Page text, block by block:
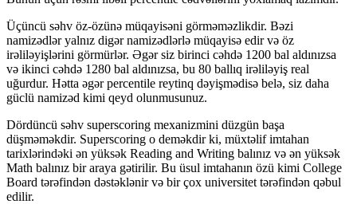
Üçüncü səhv öz-özünə müqayisəni görməməzlikdir. Bəzi
namizədlər yalnız digər namizədlərlə müqayisə edir və öz
irəliləyişlərini görmürlər. Əgər siz birinci cəhdə 1200 bal aldınızsa
və ikinci cəhdə 1280 bal aldınızsa, bu 80 ballıq irəliləyiş real
uğurdur. Hətta əgər percentile reytinq dəyişmədisə belə, siz daha
güclü namizəd kimi qeyd olunmusunuz.
Dördüncü səhv superscoring mexanizmini düzgün başa
düşməməkdir. Superscoring o deməkdir ki, müxtəlif imtahan
tarixlərindəki ən yüksək Reading and Writing balınız və ən yüksək
Math balınız bir araya gətirilir. Bu üsul imtahanın özü kimi College
Board tərəfindən dəstəklənir və bir çox universitet tərəfindən qəbul
edilir.